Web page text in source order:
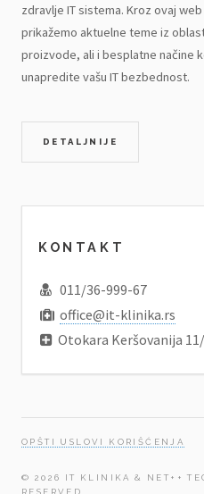
zdravlje IT sistema. Kroz ovaj
prikažemo aktuelne teme iz
proizvode, ali i besplatne načine
unapredite vašu IT bezbednost.
DETALJNIJE
KONTAKT
011/36-999-67
office@it-klinika.rs
Otokara Keršovanija
OPŠTI USLOVI KORIŠĆENJA
© 2026 IT KLINIKA & NET++
RESERVED.